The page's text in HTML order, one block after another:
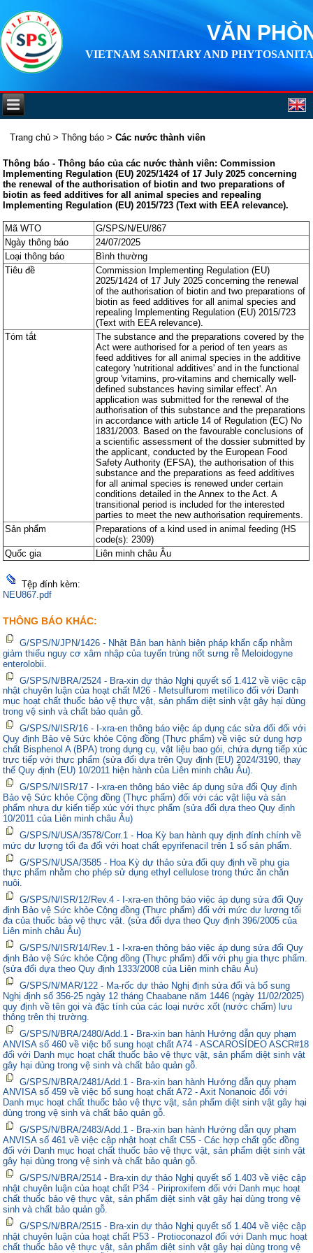
VĂN
VIETNAM SANITARY AND
Trang chủ >Thông báo >Các nước thành viên
Thông báo - Thông báo của các nước thành viên: Commission
Implementing Regulation (EU) 2025/1424 of 17 July 2025 concerning
the renewal of the authorisation of biotin and two preparations of
biotin as feed additives for all animal species and repealing
Implementing Regulation (EU) 2015/723 (Text with EEA relevance).
Mã WTO
G/SPS/N/EU/867
Ngày thông báo
24/07/2025
Loại thông báo
Bình thường
Tiêu đề
Commission Implementing Regulation (EU)
2025/1424 of 17 July 2025 concerning the renewal
of the authorisation of biotin and two preparations of
biotin as feed additives for all animal species and
repealing Implementing Regulation (EU) 2015/723
(Text with EEA relevance).
Tóm tắt
The substance and the preparations covered by the
Act were authorised for a period of ten years as
feed additives for all animal species in the additive
category 'nutritional additives' and in the functional
group 'vitamins, pro-vitamins and chemically well-
defined substances having similar effect'. An
application was submitted for the renewal of the
authorisation of this substance and the preparations
in accordance with article 14 of Regulation (EC) No
1831/2003. Based on the favourable conclusions of
a scientific assessment of the dossier submitted by
the applicant, conducted by the European Food
Safety Authority (EFSA), the authorisation of this
substance and the preparations as feed additives
for all animal species is renewed under certain
conditions detailed in the Annex to the Act. A
transitional period is included for the interested
parties to meet the new authorisation requirements.
Sản phẩm
Preparations of a kind used in animal feeding (HS
code(s): 2309)
Quốc gia
Liên minh châu Âu
Tệp đính kèm:
NEU867.pdf
THÔNG BÁO KHÁC:
G/SPS/N/JPN/1426 - Nhật Bản ban hành biện pháp khẩn cấp nhằm
giảm thiểu nguy cơ xâm nhập của tuyến trùng nốt sưng rễ Meloidogyne
enterolobii.
G/SPS/N/BRA/2524 - Bra-xin dự thảo Nghị quyết số 1.412 về việc cập
nhật chuyên luận của hoạt chất M26 - Metsulfurom metílico đối với Danh
mục hoạt chất thuốc bảo vệ thực vật, sản phẩm diệt sinh vật gây hại dùng
trong vệ sinh và chất bảo quản gỗ.
G/SPS/N/ISR/16 - I-xra-en thông báo việc áp dụng các sửa đổi đối với
Quy định Bảo vệ Sức khỏe Cộng đồng (Thực phẩm) về việc sử dụng hợp
chất Bisphenol A (BPA) trong dụng cụ, vật liệu bao gói, chứa đựng tiếp xúc
trực tiếp với thực phẩm (sửa đổi dựa trên Quy định (EU) 2024/3190, thay
thế Quy định (EU) 10/2011 hiện hành của Liên minh châu Âu).
G/SPS/N/ISR/17 - I-xra-en thông báo việc áp dụng sửa đổi Quy định
Bảo vệ Sức khỏe Cộng đồng (Thực phẩm) đối với các vật liệu và sản
phẩm nhựa dự kiến tiếp xúc với thực phẩm (sửa đổi dựa theo Quy định
10/2011 của Liên minh châu Âu)
G/SPS/N/USA/3578/Corr.1 - Hoa Kỳ ban hành quy định đính chính về
mức dư lượng tối đa đối với hoạt chất epyrifenacil trên 1 số sản phẩm.
G/SPS/N/USA/3585 - Hoa Kỳ dự thảo sửa đổi quy định về phụ gia
thực phẩm nhằm cho phép sử dụng ethyl cellulose trong thức ăn chăn
nuôi.
G/SPS/N/ISR/12/Rev.4 - I-xra-en thông báo việc áp dụng sửa đổi Quy
định Bảo vệ Sức khỏe Cộng đồng (Thực phẩm) đối với mức dư lượng tối
đa của thuốc bảo vệ thực vật. (sửa đổi dựa theo Quy định 396/2005 của
Liên minh châu Âu)
G/SPS/N/ISR/14/Rev.1 - I-xra-en thông báo việc áp dụng sửa đổi Quy
định Bảo vệ Sức khỏe Cộng đồng (Thực phẩm) đối với phụ gia thực phẩm.
(sửa đổi dựa theo Quy định 1333/2008 của Liên minh châu Âu)
G/SPS/N/MAR/122 - Ma-rốc dự thảo Nghị định sửa đổi và bổ sung
Nghị định số 356-25 ngày 12 tháng Chaabane năm 1446 (ngày 11/02/2025)
quy định về tên gọi và đặc tính của các loại nước xốt (nước chấm) lưu
thông trên thị trường.
G/SPS/N/BRA/2480/Add.1 - Bra-xin ban hành Hướng dẫn quy phạm
ANVISA số 460 về việc bổ sung hoạt chất A74 - ASCAROSÍDEO ASCR#18
đối với Danh mục hoạt chất thuốc bảo vệ thực vật, sản phẩm diệt sinh vật
gây hại dùng trong vệ sinh và chất bảo quản gỗ.
G/SPS/N/BRA/2481/Add.1 - Bra-xin ban hành Hướng dẫn quy phạm
ANVISA số 459 về việc bổ sung hoạt chất A72 - Axit Nonanoic đối với
Danh mục hoạt chất thuốc bảo vệ thực vật, sản phẩm diệt sinh vật gây hại
dùng trong vệ sinh và chất bảo quản gỗ.
G/SPS/N/BRA/2483/Add.1 - Bra-xin ban hành Hướng dẫn quy phạm
ANVISA số 461 về việc cập nhật hoạt chất C55 - Các hợp chất gốc đồng
đối với Danh mục hoạt chất thuốc bảo vệ thực vật, sản phẩm diệt sinh vật
gây hại dùng trong vệ sinh và chất bảo quản gỗ.
G/SPS/N/BRA/2514 - Bra-xin dự thảo Nghị quyết số 1.403 về việc cập
nhật chuyên luận của hoạt chất P34 - Piriproxifem đối với Danh mục hoạt
chất thuốc bảo vệ thực vật, sản phẩm diệt sinh vật gây hại dùng trong vệ
sinh và chất bảo quản gỗ.
G/SPS/N/BRA/2515 - Bra-xin dự thảo Nghị quyết số 1.404 về việc cập
nhật chuyên luận của hoạt chất P53 - Protioconazol đối với Danh mục hoạt
chất thuốc bảo vệ thực vật, sản phẩm diệt sinh vật gây hại dùng trong vệ